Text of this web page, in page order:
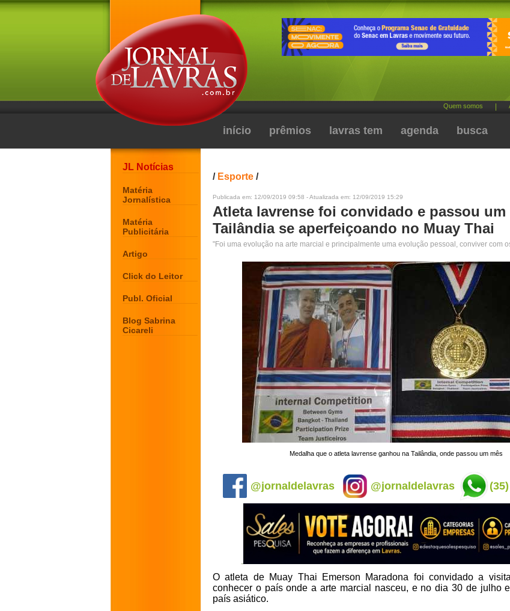
Quem somos
início prêmios lavras tem agenda busca
JL Notícias
Matéria
Jornalística
Matéria
Publicitária
Artigo
Click do Leitor
Publ. Oficial
Blog Sabrina
Cicareli
/ Esporte /
Publicada em: 12/09/2019 09:58 - Atualizada em: 12/09/2019 15:29
Atleta lavrense foi convidado e passou um
Tailândia se aperfeiçoando no Muay Thai
"Foi uma evolução na arte marcial e principalmente uma evolução pessoal, conviver com
Medalha que o atleta lavrense ganhou na Tailândia, onde passou um mês
@jornaldelavras @jornaldelavras
O atleta de Muay Thai Emerson Maradona foi convidado a
conhecer o país onde a arte marcial nasceu, e no dia 30 de julho
país asiático.